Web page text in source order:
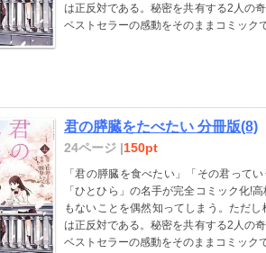
は正反対である。秘密を共有する2人の
ベストセラーの感動をそのままコミック
君の膵臓をたべたい 分冊版(8)
24ページ |150pt
「君の膵臓を食べたい」「その君って
「ひとひら」の名手が完全コミック化!
もないことを偶然知ってしまう。ただ
は正反対である。秘密を共有する2人の
ベストセラーの感動をそのままコミック